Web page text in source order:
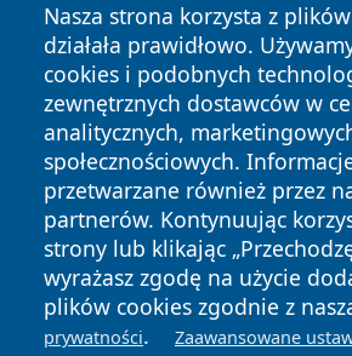
Nadchodzące wydarzenia
9 sierpnia 2026, 06:00
389 KPP na Jasną
żółta
13 sierpnia 2026, 18:00
URODZINOWY
Kaliszu
16 sierpnia 2026, 10:00
Liga ostSped Cup
Nasza strona korzysta z
działała prawidłowo.
cookies i podobnych
zewnętrznych dostawców w
analitycznych,
społecznościowych.
przetwarzane również przez
partnerów. Kontynuując
strony lub klikając
wyrażasz zgodę na użycie
plików cookies zgodnie z
prywatności. Zaawansowane